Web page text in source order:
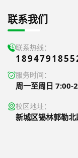
联系我们
联系热线：
服务时间：
周一至周日 7:00-
校区地址：
新城区锡林郭勒